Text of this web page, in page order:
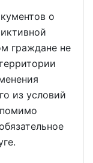
о
граждане не
из условий